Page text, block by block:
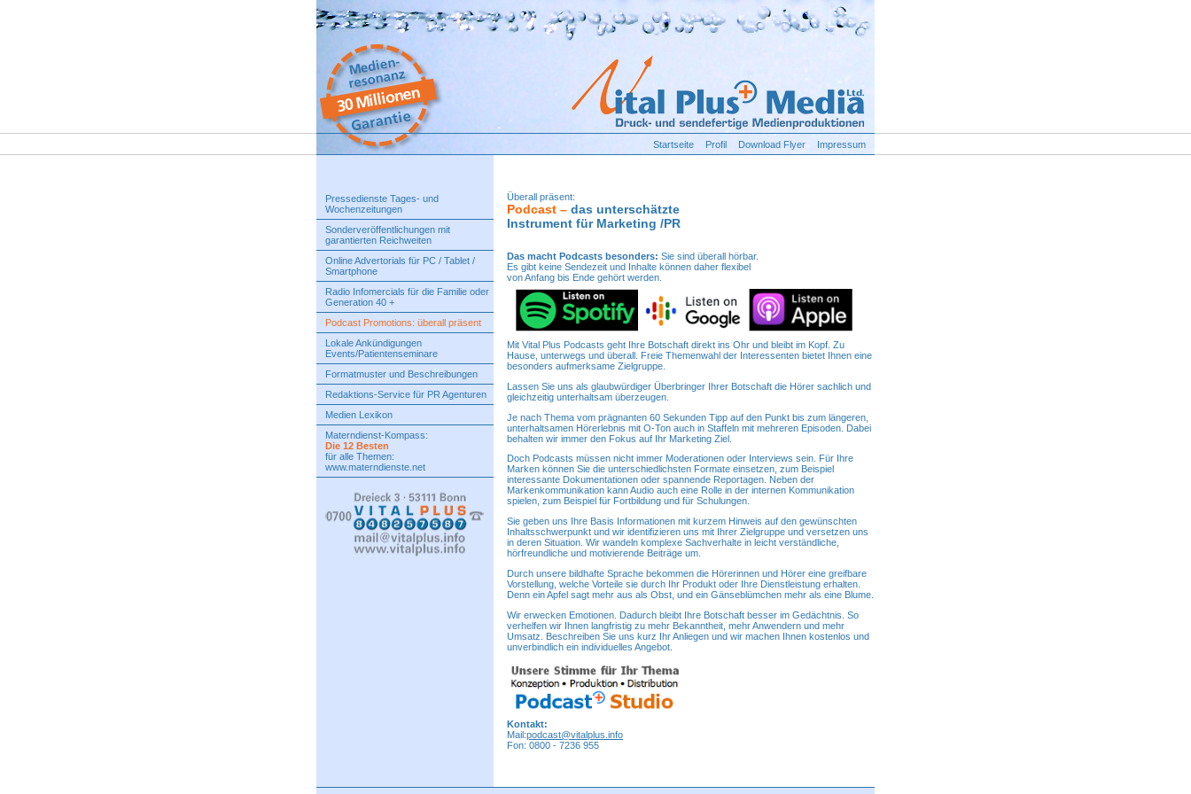
Startseite Profil Download Flyer Impressum
Pressedienste Tages- und
Wochenzeitungen
Sonderveröffentlichungen mit
garantierten Reichweiten
Online Advertorials für PC / Tablet /
Smartphone
Radio Infomercials für die Familie oder
Generation 40 +
Podcast Promotions: überall präsent
Lokale Ankündigungen
Events/Patientenseminare
Formatmuster und Beschreibungen
Redaktions-Service für PR Agenturen
Medien Lexikon
Materndienst-Kompass:
Die 12 Besten
für alle Themen:
www.materndienste.net
Überall präsent:
Podcast – das unterschätzte
Instrument für Marketing /PR
Das macht Podcasts besonders: Sie sind überall hörbar.
Es gibt keine Sendezeit und Inhalte können daher flexibel
von Anfang bis Ende gehört werden.
Mit Vital Plus Podcasts geht Ihre Botschaft direkt ins Ohr und bleibt im Kopf. Zu
Hause, unterwegs und überall. Freie Themenwahl der Interessenten bietet Ihnen eine
besonders aufmerksame Zielgruppe.
Lassen Sie uns als glaubwürdiger Überbringer Ihrer Botschaft die Hörer sachlich und
gleichzeitig unterhaltsam überzeugen.
Je nach Thema vom prägnanten 60 Sekunden Tipp auf den Punkt bis zum längeren,
unterhaltsamen Hörerlebnis mit O-Ton auch in Staffeln mit mehreren Episoden. Dabei
behalten wir immer den Fokus auf Ihr Marketing Ziel.
Doch Podcasts müssen nicht immer Moderationen oder Interviews sein. Für Ihre
Marken können Sie die unterschiedlichsten Formate einsetzen, zum Beispiel
interessante Dokumentationen oder spannende Reportagen. Neben der
Markenkommunikation kann Audio auch eine Rolle in der internen Kommunikation
spielen, zum Beispiel für Fortbildung und für Schulungen.
Sie geben uns Ihre Basis Informationen mit kurzem Hinweis auf den gewünschten
Inhaltsschwerpunkt und wir identifizieren uns mit Ihrer Zielgruppe und versetzen uns
in deren Situation. Wir wandeln komplexe Sachverhalte in leicht verständliche,
hörfreundliche und motivierende Beiträge um.
Durch unsere bildhafte Sprache bekommen die Hörerinnen und Hörer eine greifbare
Vorstellung, welche Vorteile sie durch Ihr Produkt oder Ihre Dienstleistung erhalten.
Denn ein Apfel sagt mehr aus als Obst, und ein Gänseblümchen mehr als eine Blume.
Wir erwecken Emotionen. Dadurch bleibt Ihre Botschaft besser im Gedächtnis. So
verhelfen wir Ihnen langfristig zu mehr Bekanntheit, mehr Anwendern und mehr
Umsatz. Beschreiben Sie uns kurz Ihr Anliegen und wir machen Ihnen kostenlos und
unverbindlich ein individuelles Angebot.
Kontakt:
Mail:podcast@vitalplus.info
Fon: 0800 - 7236 955